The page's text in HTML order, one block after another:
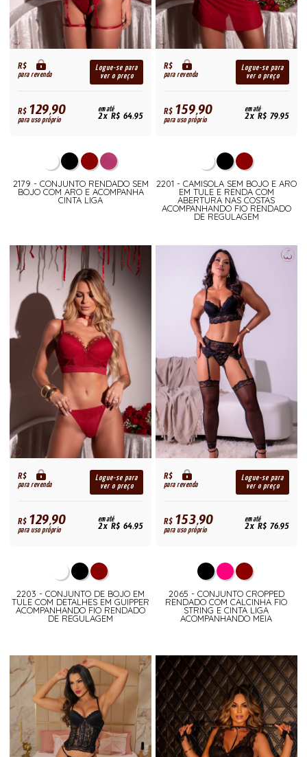
R$
para revenda
Logue-se para
ver o preço
R$129,90
para uso próprio
em até
2x R$ 64,95
2179 - CONJUNTO RENDADO SEM
BOJO COM ARO E ACOMPANHA
CINTA LIGA
R$
para revenda
Logue-se para
ver o preço
R$159,90
para uso próprio
em até
2x R$ 79,95
2201 - CAMISOLA SEM BOJO E ARO
EM TULE E RENDA COM
ABERTURA NAS COSTAS
ACOMPANHANDO FIO RENDADO
DE REGULAGEM
R$
para revenda
Logue-se para
ver o preço
R$129,90
para uso próprio
em até
2x R$ 64,95
2203 - CONJUNTO DE BOJO EM
TULE COM DETALHES EM GUIPPER
ACOMPANHANDO FIO RENDADO
DE REGULAGEM
R$
para revenda
Logue-se para
ver o preço
R$153,90
para uso próprio
em até
2x R$ 76,95
2065 - CONJUNTO CROPPED
RENDADO COM CALCINHA FIO
STRING E CINTA LIGA
ACOMPANHANDO MEIA